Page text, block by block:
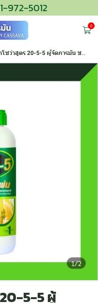
972-5012
0
าสูตร 20-5-5 ผู้จัดการมัน ชนิดฉีดพ่น (เร่งต้น)
1/2
5-5 ผู้